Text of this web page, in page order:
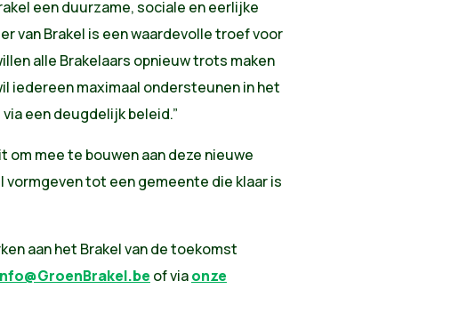
een duurzame, sociale en eerlijke
van Brakel is een waardevolle troef voor
alle Brakelaars opnieuw trots maken
iedereen maximaal ondersteunen in het
een deugdelijk beleid.”
om mee te bouwen aan deze nieuwe
vormgeven tot een gemeente die klaar is
aan het Brakel van de toekomst
of viaonze